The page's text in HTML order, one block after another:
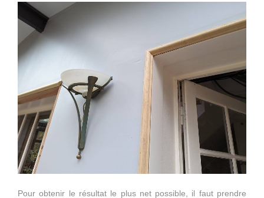
Pour obtenir le résultat le plus net possible, il faut prendre